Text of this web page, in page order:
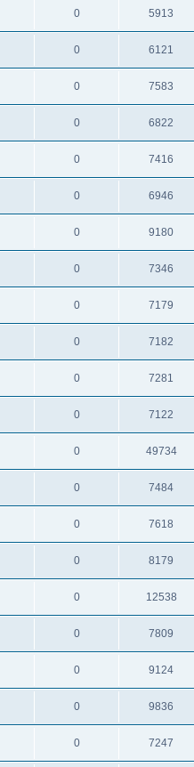
0 5913
0 6121
0 7583
0 6822
0 7416
0 6946
0 9180
0 7346
0 7179
0 7182
0 7281
0 7122
0 49734
0 7484
0 7618
0 8179
0 12538
0 7809
0 9124
0 9836
0 7247